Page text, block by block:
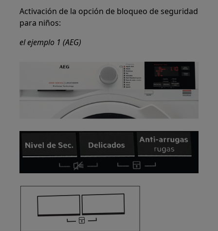
Activación de la opción de bloqueo de seguridad
para niños:
el ejemplo 1 (AEG)